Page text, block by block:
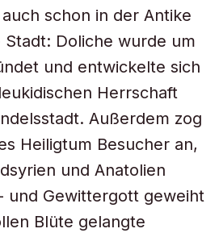
schon in der Antike
Doliche wurde um
und entwickelte sich
Herrschaft
Außerdem zog
Heiligtum Besucher an,
und Anatolien
und Gewittergott geweiht
Blüte gelangte